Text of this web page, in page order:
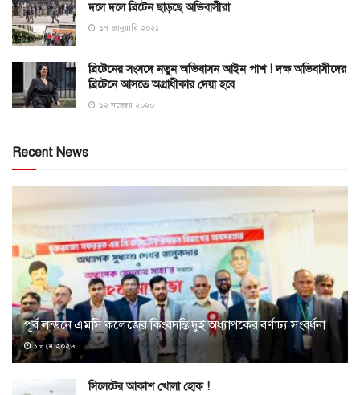
দলে দলে ব্রিটেন ছাড়ছে অভিবাসীরা
১৭ জানুয়ারি ২০২১
ব্রিটেনের সংসদে নতুন অভিবাসন আইন পাশ ! দক্ষ অভিবাসীদের
ব্রিটেনে আসতে অগ্রাধীকার দেয়া হবে
১২ নভেম্বর ২০২০
Recent News
পূর্ব লন্ডনে এমসি কলেজের কিংবদন্তি দুই অধ্যাপকের বর্ণাঢ্য সংবর্ধনা
১৮ মে ২০২৬
সিলেটের আকাশ খোলা হোক !